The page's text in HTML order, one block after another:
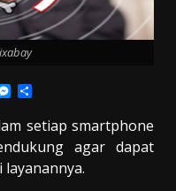
Messenger
setiap smartphone
agar dapat